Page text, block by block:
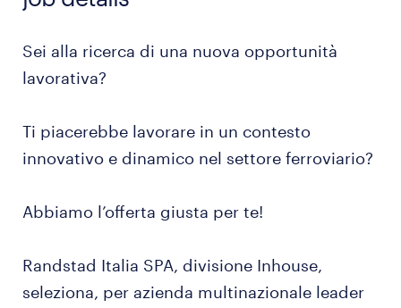
Sei alla ricerca di una nuova opportunità
lavorativa?
Ti piacerebbe lavorare in un contesto
innovativo e dinamico nel settore ferroviario?
Abbiamo l’offerta giusta per te!
Randstad Italia SPA, divisione Inhouse,
seleziona, per azienda multinazionale leader